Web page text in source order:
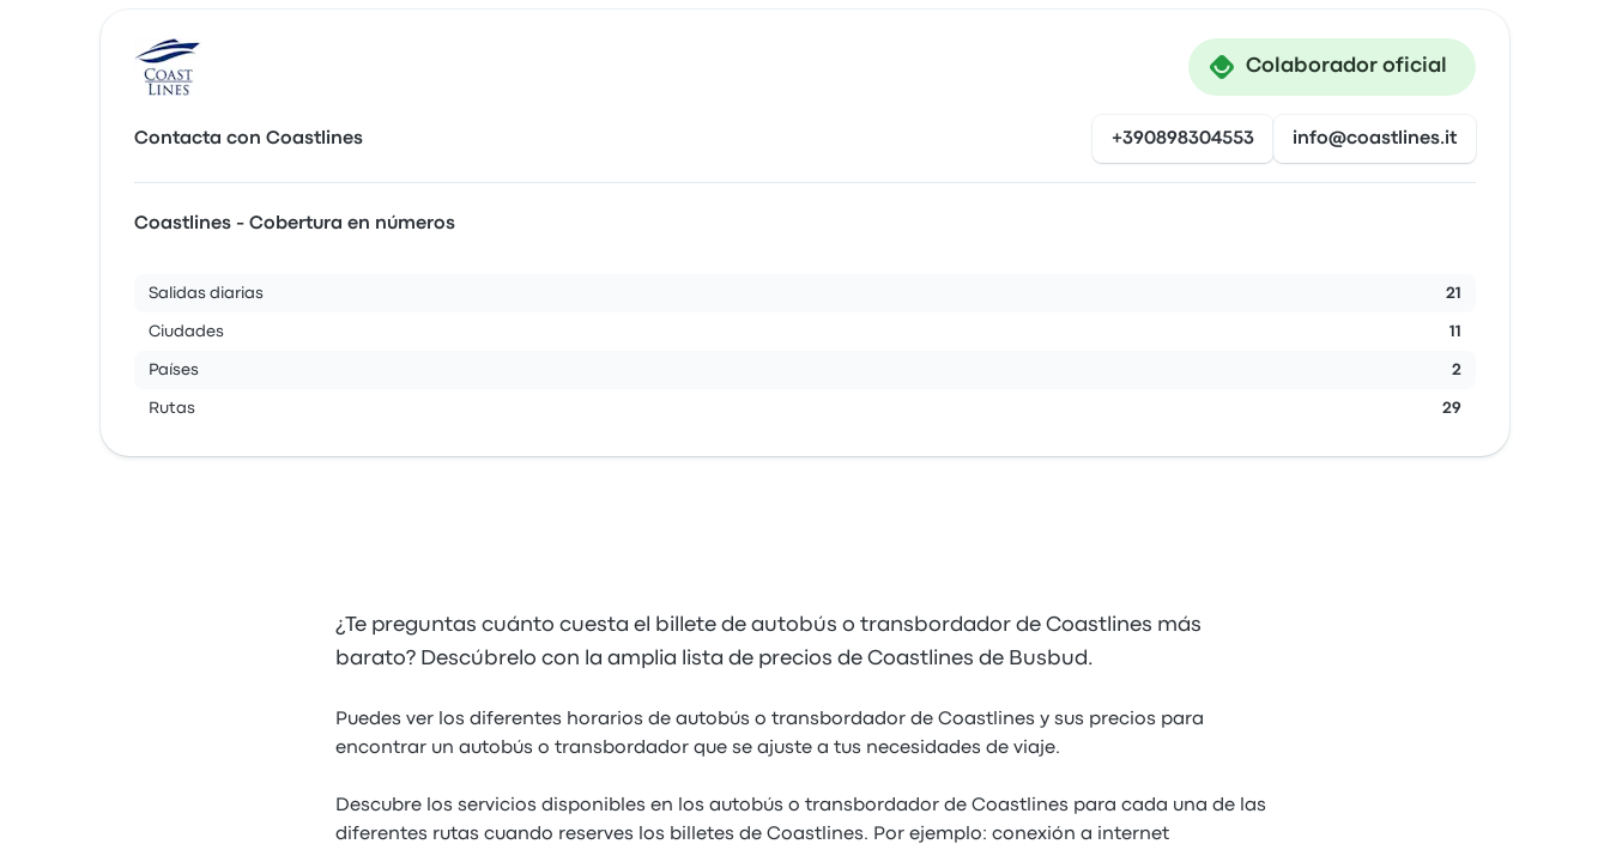
Colaborador oficial
Contacta con Coastlines +390898304553 info@coastlines.it
Coastlines - Cobertura en números
Salidas diarias 21
Ciudades 11
Países 2
Rutas 29
¿Te preguntas cuánto cuesta el billete de autobús o transbordador de Coastlines más
barato? Descúbrelo con la amplia lista de precios de Coastlines de Busbud.
Puedes ver los diferentes horarios de autobús o transbordador de Coastlines y sus precios para
encontrar un autobús o transbordador que se ajuste a tus necesidades de viaje.
Descubre los servicios disponibles en los autobús o transbordador de Coastlines para cada una de las
diferentes rutas cuando reserves los billetes de Coastlines. Por ejemplo: conexión a internet